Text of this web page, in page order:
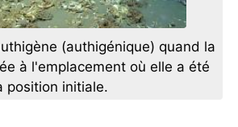
(authigénique) quand la
à l'emplacement où elle a été
position initiale.